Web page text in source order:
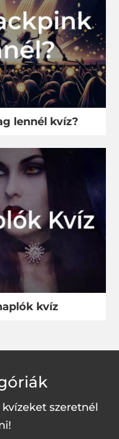
lennél kvíz?
kvíz
szeretnél